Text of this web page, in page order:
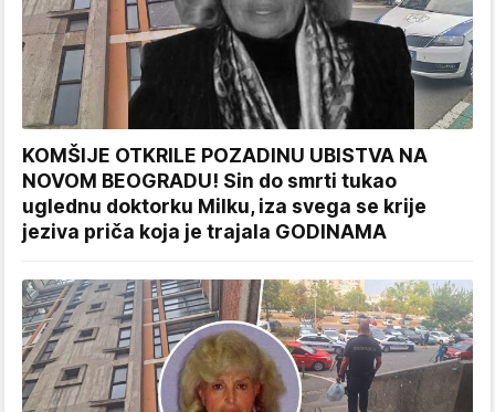
KOMŠIJE OTKRILE POZADINU UBISTVA NA
NOVOM BEOGRADU! Sin do smrti tukao
uglednu doktorku Milku, iza svega se krije
jeziva priča koja je trajala GODINAMA